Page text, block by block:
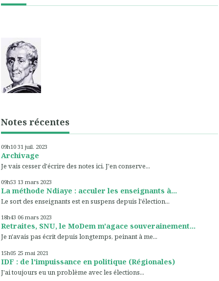
Notes récentes
09h10 31 juil. 2023
Archivage
Je vais cesser d'écrire des notes ici. J'en conserve...
09h53 13 mars 2023
La méthode Ndiaye : acculer les enseignants à...
Le sort des enseignants est en suspens depuis l'élection...
18h43 06 mars 2023
Retraites, SNU, le MoDem m'agace souverainement...
Je n'avais pas écrit depuis longtemps, peinant à me...
15h05 25 mai 2021
IDF : de l'impuissance en politique (Régionales)
J'ai toujours eu un problème avec les élections...